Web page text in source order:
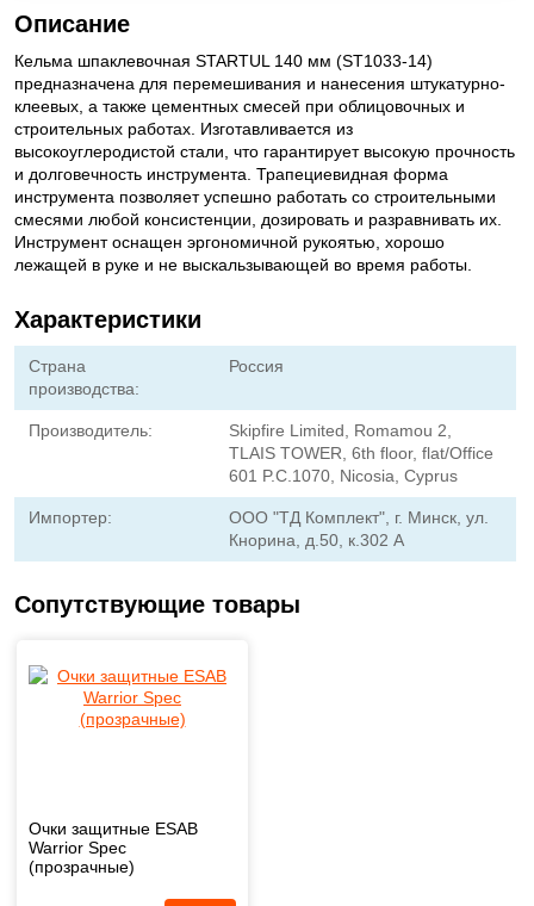
Описание
Кельма шпаклевочная STARTUL 140 мм (ST1033-14)
предназначена для перемешивания и нанесения штукатурно-
клеевых, а также цементных смесей при облицовочных и
строительных работах. Изготавливается из
высокоуглеродистой стали, что гарантирует высокую прочность
и долговечность инструмента. Трапециевидная форма
инструмента позволяет успешно работать со строительными
смесями любой консистенции, дозировать и разравнивать их.
Инструмент оснащен эргономичной рукоятью, хорошо
лежащей в руке и не выскальзывающей во время работы.
Характеристики
Страна
производства:
Россия
Производитель:
Skipfire Limited, Romamou 2,
TLAIS TOWER, 6th floor, flat/Office
601 P.C.1070, Nicosia, Cyprus
Импортер:
ООО "ТД Комплект", г. Минск, ул.
Кнорина, д.50, к.302 А
Сопутствующие товары
Очки защитные ESAB
Warrior Spec
(прозрачные)